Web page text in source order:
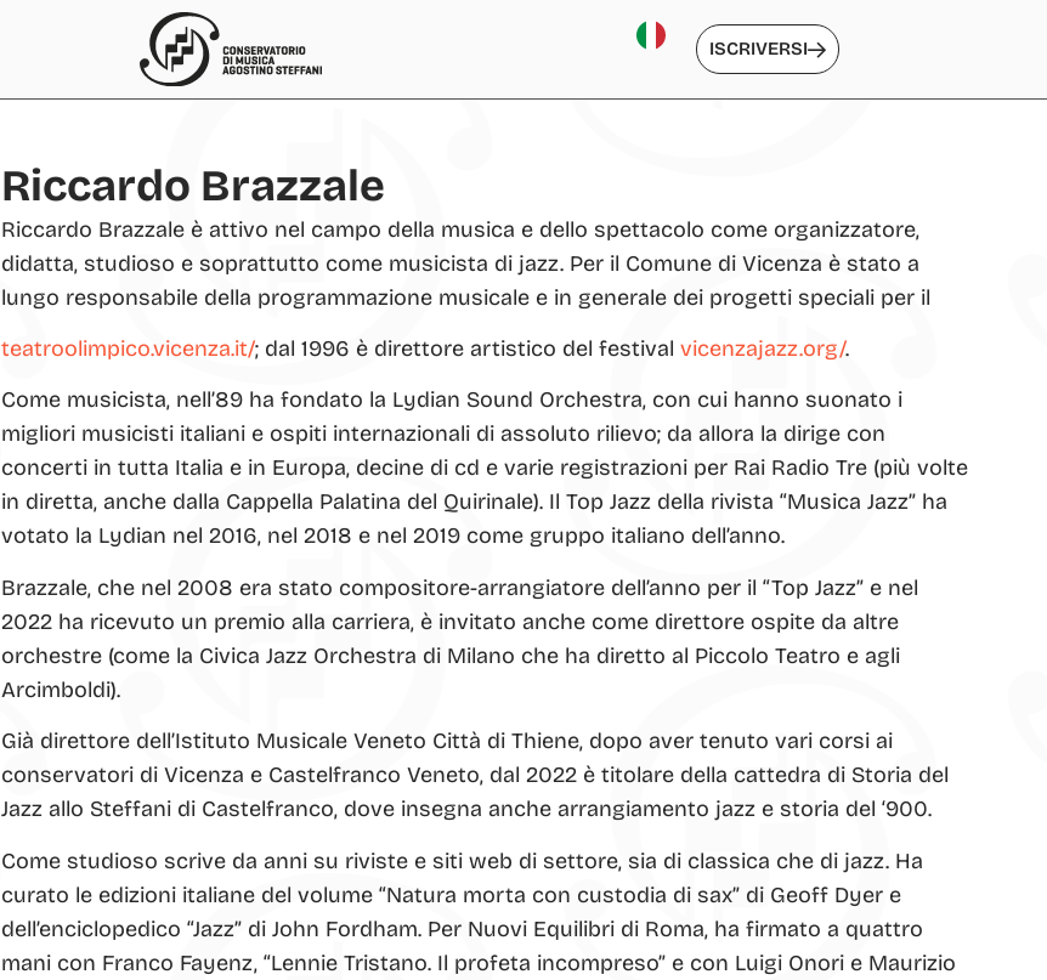
ISCRIVERSI
Riccardo Brazzale
Riccardo Brazzale è attivo nel campo della musica e dello spettacolo come organizzatore,
didatta, studioso e soprattutto come musicista di jazz. Per il Comune di Vicenza è stato a
lungo responsabile della programmazione musicale e in generale dei progetti speciali per il
teatroolimpico.vicenza.it/; dal 1996 è direttore artistico del festival vicenzajazz.org/.
Come musicista, nell’89 ha fondato la Lydian Sound Orchestra, con cui hanno suonato i
migliori musicisti italiani e ospiti internazionali di assoluto rilievo; da allora la dirige con
concerti in tutta Italia e in Europa, decine di cd e varie registrazioni per Rai Radio Tre (più volte
in diretta, anche dalla Cappella Palatina del Quirinale). Il Top Jazz della rivista “Musica Jazz” ha
votato la Lydian nel 2016, nel 2018 e nel 2019 come gruppo italiano dell’anno.
Brazzale, che nel 2008 era stato compositore-arrangiatore dell’anno per il “Top Jazz” e nel
2022 ha ricevuto un premio alla carriera, è invitato anche come direttore ospite da altre
orchestre (come la Civica Jazz Orchestra di Milano che ha diretto al Piccolo Teatro e agli
Arcimboldi).
Già direttore dell’Istituto Musicale Veneto Città di Thiene, dopo aver tenuto vari corsi ai
conservatori di Vicenza e Castelfranco Veneto, dal 2022 è titolare della cattedra di Storia del
Jazz allo Steffani di Castelfranco, dove insegna anche arrangiamento jazz e storia del ‘900.
Come studioso scrive da anni su riviste e siti web di settore, sia di classica che di jazz. Ha
curato le edizioni italiane del volume “Natura morta con custodia di sax” di Geoff Dyer e
dell’enciclopedico “Jazz” di John Fordham. Per Nuovi Equilibri di Roma, ha firmato a quattro
mani con Franco Fayenz, “Lennie Tristano. Il profeta incompreso” e con Luigi Onori e Maurizio